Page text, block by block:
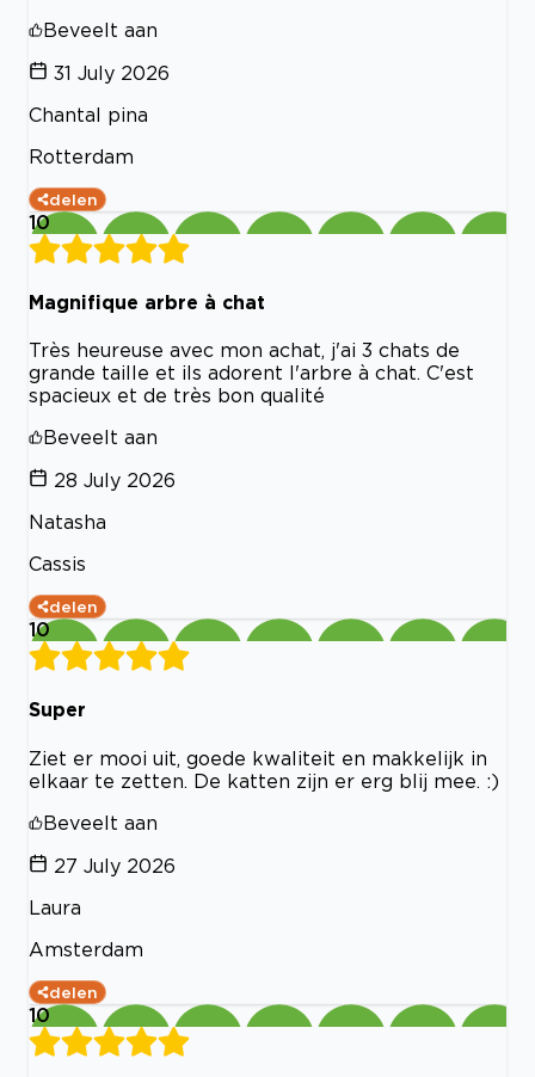
Beveelt aan
31 July 2026
Chantal pina
Rotterdam
delen
10
Magnifique arbre à chat
Très heureuse avec mon achat, j'ai 3 chats de
grande taille et ils adorent l'arbre à chat. C'est
spacieux et de très bon qualité
Beveelt aan
28 July 2026
Natasha
Cassis
delen
10
Super
Ziet er mooi uit, goede kwaliteit en makkelijk in
elkaar te zetten. De katten zijn er erg blij mee. :)
Beveelt aan
27 July 2026
Laura
Amsterdam
delen
10